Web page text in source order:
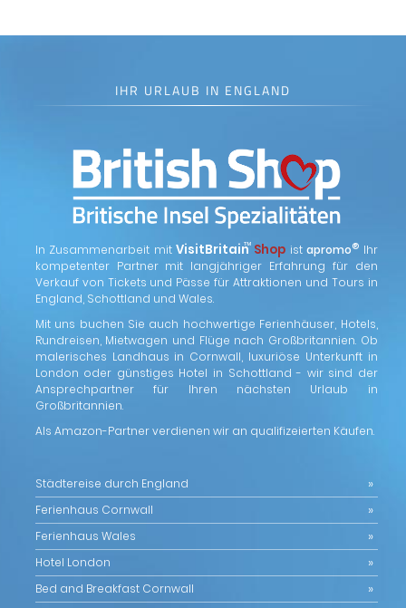
IHR URLAUB IN ENGLAND
In Zusammenarbeit mitVisitBritain
™ Shop istapromo® Ihr
kompetenter Partner mit langjähriger Erfahrung für den
Verkauf von Tickets und Pässe für Attraktionen und Tours in
England, Schottland und Wales.
Mit uns buchen Sie auch hochwertige Ferienhäuser, Hotels,
Rundreisen, Mietwagen und Flüge nach Großbritannien. Ob
malerisches Landhaus in Cornwall, luxuriöse Unterkunft in
London oder günstiges Hotel in Schottland - wir sind der
Ansprechpartner für Ihren nächsten Urlaub in
Großbritannien.
Als Amazon-Partner verdienen wir an qualifizeierten Käufen.
Städtereise durch England
Ferienhaus Cornwall
Ferienhaus Wales
Hotel London
Bed and Breakfast Cornwall